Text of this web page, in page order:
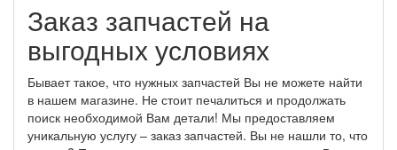
Заказ запчастей на
выгодных условиях
Бывает такое, что нужных запчастей Вы не можете найти
в нашем магазине. Не стоит печалиться и продолжать
поиск необходимой Вам детали! Мы предоставляем
уникальную услугу – заказ запчастей. Вы не нашли то, что